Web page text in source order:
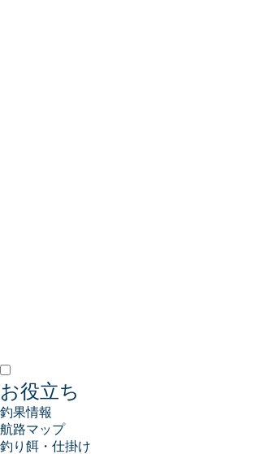
お役立ち
釣果情報
航路マップ
釣り餌・仕掛け